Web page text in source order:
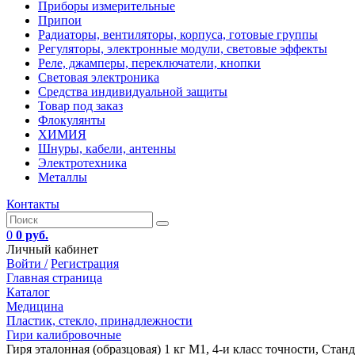
Приборы измерительные
Припои
Радиаторы, вентиляторы, корпуса, готовые группы
Регуляторы, электронные модули, световые эффекты
Реле, джамперы, переключатели, кнопки
Световая электроника
Средства индивидуальной защиты
Товар под заказ
Флокулянты
ХИМИЯ
Шнуры, кабели, антенны
Электротехника
Металлы
Контакты
0 0 руб.
Личный кабинет
Войти / Регистрация
Главная страница
Каталог
Медицина
Пластик, стекло, принадлежности
Гири калибровочные
Гиря эталонная (образцовая) 1 кг M1, 4-и класс точности,